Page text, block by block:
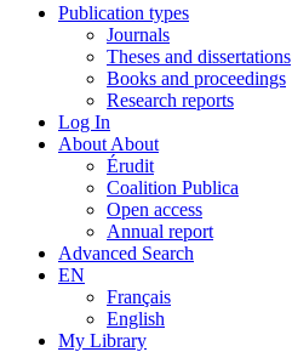
Publication types
Journals
Theses and dissertations
Books and proceedings
Research reports
Log In
About About
Érudit
Coalition Publica
Open access
Annual report
Advanced Search
EN
Français
English
My Library